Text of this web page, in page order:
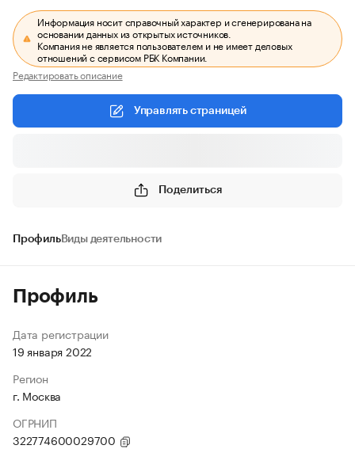
Информация носит справочный характер и сгенерирована на
основании данных из открытых источников.
Компания не является пользователем и не имеет деловых
отношений с сервисом РБК Компании.
Редактировать описание
Управлять страницей
Поделиться
ПрофильВиды деятельности
Профиль
Дата регистрации
19 января 2022
Регион
г. Москва
ОГРНИП
322774600029700